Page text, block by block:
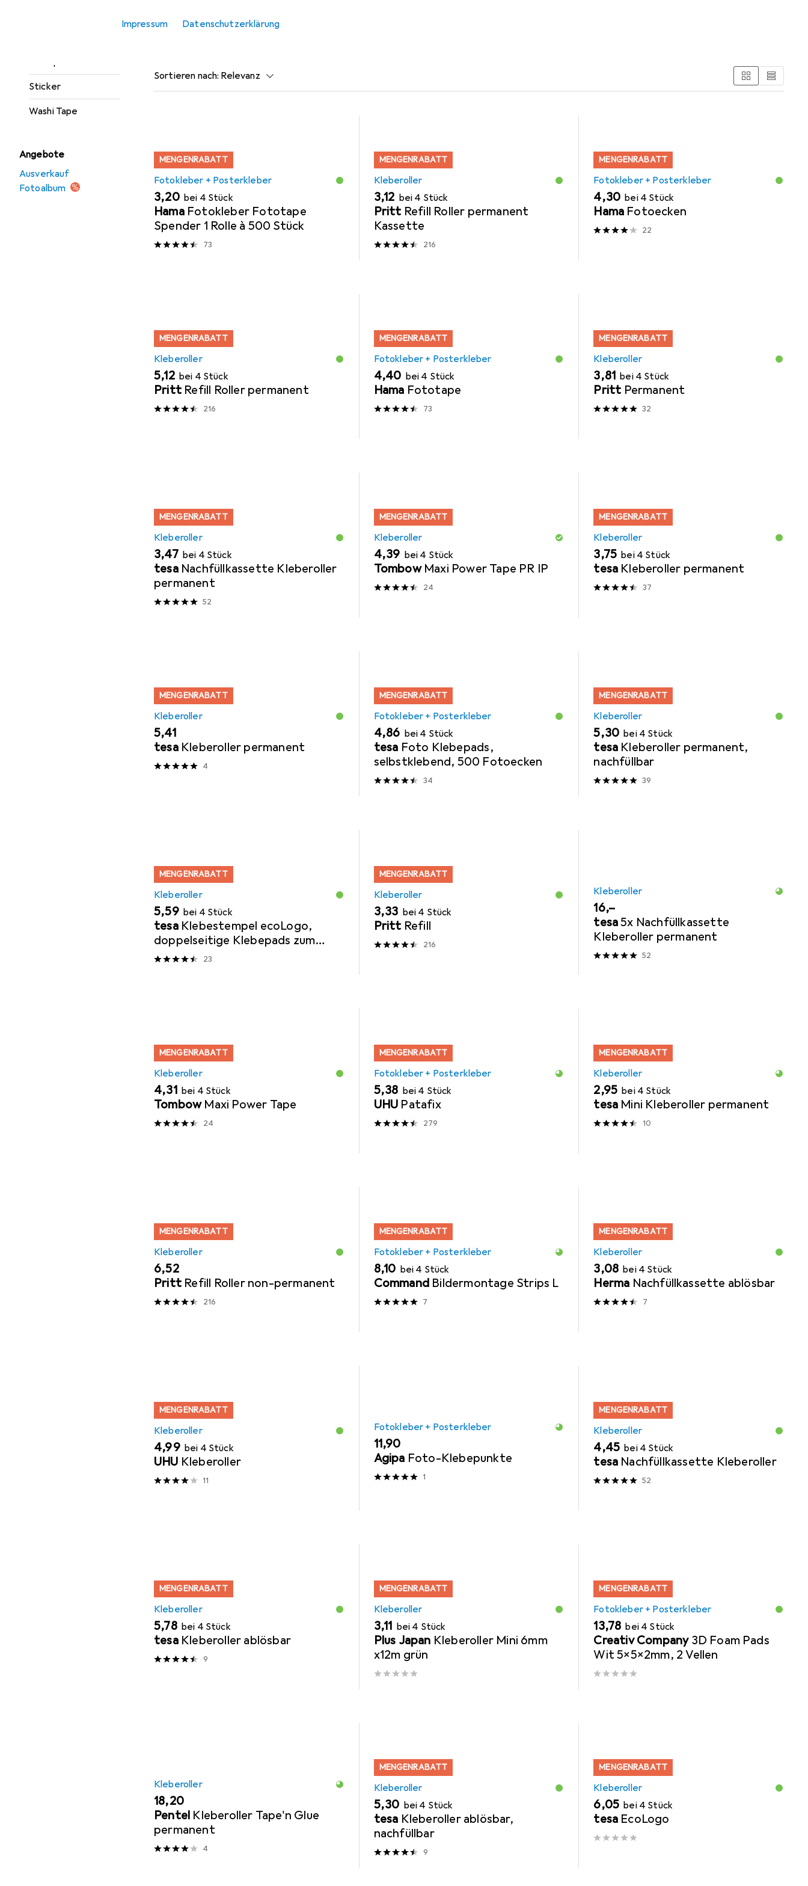
Impressum Datenschutzerklärung
Stempel
Sticker
Washi Tape
Angebote
Ausverkauf
Fotoalbum
Sortieren nach: Relevanz
MENGENRABATT
Fotokleber + Posterkleber
EUR
3,20 bei 4 Stück
Hama Fotokleber Fototape
Spender 1 Rolle à 500 Stück
73
MENGENRABATT
Kleberoller
EUR
3,12 bei 4 Stück
Pritt Refill Roller permanent
Kassette
216
MENGENRABATT
Fotokleber + Posterkleber
EUR
4,30 bei 4 Stück
Hama Fotoecken
22
MENGENRABATT
Kleberoller
EUR
5,12 bei 4 Stück
Pritt Refill Roller permanent
216
MENGENRABATT
Fotokleber + Posterkleber
EUR
4,40 bei 4 Stück
Hama Fototape
73
MENGENRABATT
Kleberoller
EUR
3,81 bei 4 Stück
Pritt Permanent
32
MENGENRABATT
Kleberoller
EUR
3,47 bei 4 Stück
tesa Nachfüllkassette Kleberoller
permanent
52
MENGENRABATT
Kleberoller
EUR
4,39 bei 4 Stück
Tombow Maxi Power Tape PR IP
24
MENGENRABATT
Kleberoller
EUR
3,75 bei 4 Stück
tesa Kleberoller permanent
37
MENGENRABATT
Kleberoller
EUR
5,41
tesa Kleberoller permanent
4
MENGENRABATT
Fotokleber + Posterkleber
EUR
4,86 bei 4 Stück
tesa Foto Klebepads,
selbstklebend, 500 Fotoecken
34
MENGENRABATT
Kleberoller
EUR
5,30 bei 4 Stück
tesa Kleberoller permanent,
nachfüllbar
39
MENGENRABATT
Kleberoller
EUR
5,59 bei 4 Stück
tesa Klebestempel ecoLogo,
doppelseitige Klebepads zum
schnellen Verkleben von Papier,
23
MENGENRABATT
Kleberoller
EUR
3,33 bei 4 Stück
Pritt Refill
216
Kleberoller
EUR
16,–
tesa5x Nachfüllkassette
Kleberoller permanent
52
MENGENRABATT
Kleberoller
EUR
4,31 bei 4 Stück
Tombow Maxi Power Tape
24
MENGENRABATT
Fotokleber + Posterkleber
EUR
5,38 bei 4 Stück
UHU Patafix
279
MENGENRABATT
Kleberoller
EUR
2,95 bei 4 Stück
tesa Mini Kleberoller permanent
10
MENGENRABATT
Kleberoller
EUR
6,52
Pritt Refill Roller non-permanent
216
MENGENRABATT
Fotokleber + Posterkleber
EUR
8,10 bei 4 Stück
Command Bildermontage Strips L
7
MENGENRABATT
Kleberoller
EUR
3,08 bei 4 Stück
Herma Nachfüllkassette ablösbar
7
MENGENRABATT
Kleberoller
EUR
4,99 bei 4 Stück
UHU Kleberoller
11
Fotokleber + Posterkleber
EUR
11,90
Agipa Foto-Klebepunkte
1
MENGENRABATT
Kleberoller
EUR
4,45 bei 4 Stück
tesa Nachfüllkassette Kleberoller
52
MENGENRABATT
Kleberoller
EUR
5,78 bei 4 Stück
tesa Kleberoller ablösbar
9
MENGENRABATT
Kleberoller
EUR
3,11 bei 4 Stück
Plus Japan Kleberoller Mini 6mm
x12m grün
MENGENRABATT
Fotokleber + Posterkleber
EUR
13,78 bei 4 Stück
Creativ Company 3D Foam Pads
Wit 5x5x2mm, 2 Vellen
Kleberoller
EUR
18,20
Pentel Kleberoller Tape'n Glue
permanent
4
MENGENRABATT
Kleberoller
EUR
5,30 bei 4 Stück
tesa Kleberoller ablösbar,
nachfüllbar
9
MENGENRABATT
Kleberoller
EUR
6,05 bei 4 Stück
tesa EcoLogo